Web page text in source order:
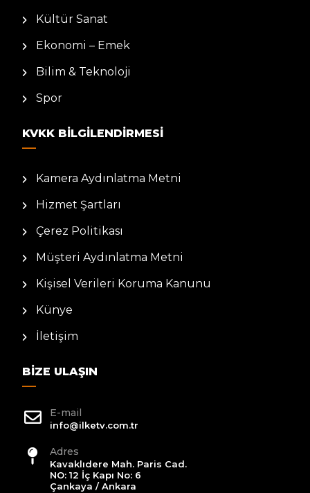
Kültür Sanat
Ekonomi – Emek
Bilim & Teknoloji
Spor
KVKK BILGILENDIRMESI
Kamera Aydınlatma Metni
Hizmet Şartları
Çerez Politikası
Müşteri Aydınlatma Metni
Kişisel Verileri Koruma Kanunu
Künye
İletişim
BIZE ULAŞIN
E-mail
info@ilketv.com.tr
Adres
Kavaklıdere Mah. Paris Cad.
NO: 12 İç Kapı No: 6
Çankaya / Ankara